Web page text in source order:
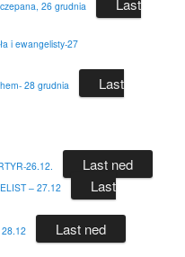
26 grudnia
Last
i ewangelisty-27
28 grudnia
Last
26.12. Last ned
– 27.12
Last
Last ned